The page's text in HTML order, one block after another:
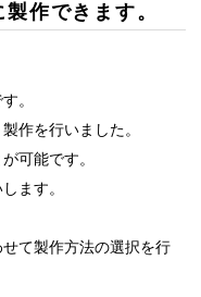
作できます。
。
作を行いました。
可能です。
ます。
せて製作方法の選択を行